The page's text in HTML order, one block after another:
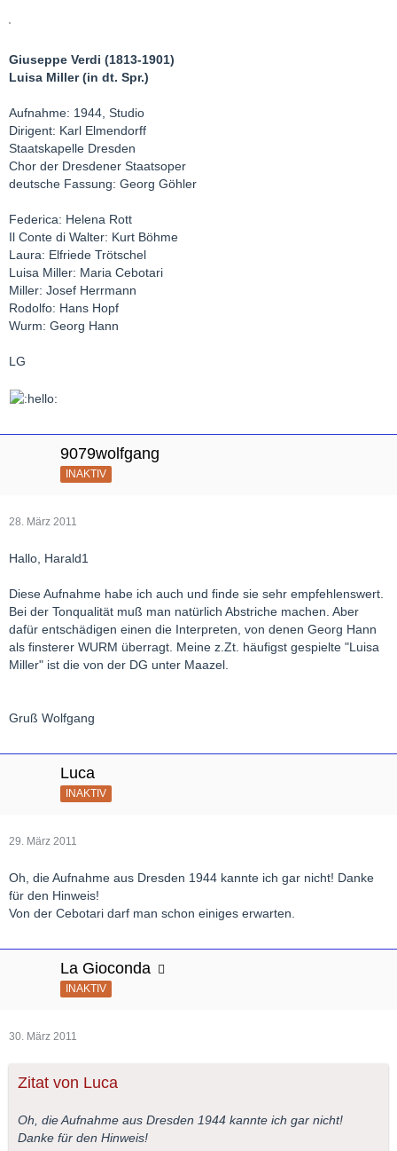
Giuseppe Verdi (1813-1901)
Luisa Miller (in dt. Spr.)
Aufnahme: 1944, Studio
Dirigent: Karl Elmendorff
Staatskapelle Dresden
Chor der Dresdener Staatsoper
deutsche Fassung: Georg Göhler
Federica: Helena Rott
Il Conte di Walter: Kurt Böhme
Laura: Elfriede Trötschel
Luisa Miller: Maria Cebotari
Miller: Josef Herrmann
Rodolfo: Hans Hopf
Wurm: Georg Hann
LG
9079wolfgang
INAKTIV
28. März 2011
Hallo, Harald1
Diese Aufnahme habe ich auch und finde sie sehr empfehlenswert.
Bei der Tonqualität muß man natürlich Abstriche machen. Aber
dafür entschädigen einen die Interpreten, von denen Georg Hann
als finsterer WURM überragt. Meine z.Zt. häufigst gespielte "Luisa
Miller" ist die von der DG unter Maazel.
Gruß Wolfgang
Luca
INAKTIV
29. März 2011
Oh, die Aufnahme aus Dresden 1944 kannte ich gar nicht! Danke
für den Hinweis!
Von der Cebotari darf man schon einiges erwarten.
La Gioconda
INAKTIV
30. März 2011
Zitat von Luca
Oh, die Aufnahme aus Dresden 1944 kannte ich gar nicht!
Danke für den Hinweis!